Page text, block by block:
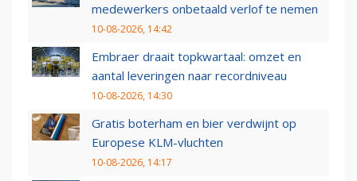
medewerkers onbetaald verlof te nemen
10-08-2026, 14:42
Embraer draait topkwartaal: omzet en
aantal leveringen naar recordniveau
10-08-2026, 14:30
Gratis boterham en bier verdwijnt op
Europese KLM-vluchten
10-08-2026, 14:17